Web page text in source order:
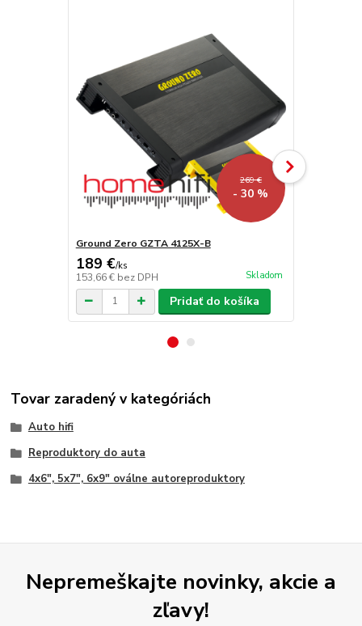
269 €
- 30 %
Ground Zero GZTA 4125X-B
189 €/ks
153,66 € bez DPH Skladom
Pridať do košíka
Tovar zaradený v kategóriách
Auto hifi
Reproduktory do auta
4x6", 5x7", 6x9" oválne autoreproduktory
Nepremeškajte novinky, akcie a
zľavy!